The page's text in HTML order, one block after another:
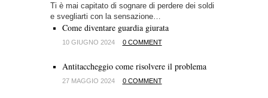
Ti è mai capitato di sognare di perdere dei soldi
e svegliarti con la sensazione…
Come diventare guardia giurata
10 GIUGNO 2024 0 COMMENT
Antitaccheggio come risolvere il problema
27 MAGGIO 2024 0 COMMENT